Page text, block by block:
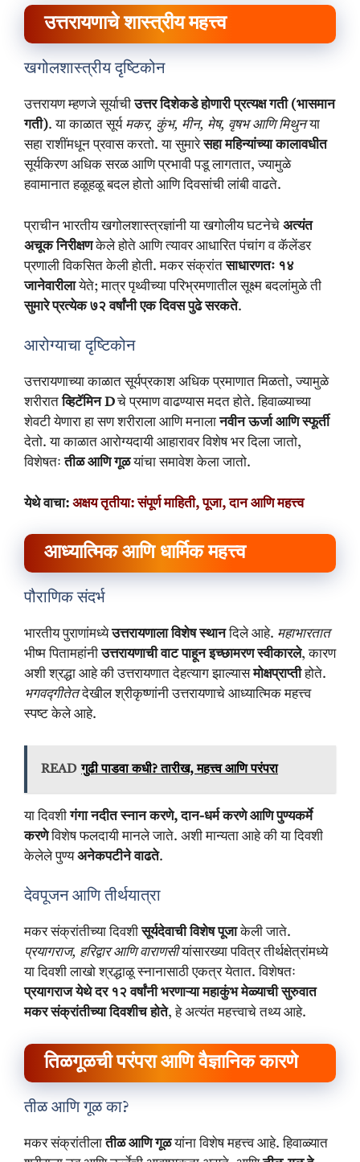
उत्तरायणाचे शास्त्रीय महत्त्व
खगोलशास्त्रीय दृष्टिकोन
उत्तरायण म्हणजे सूर्याचीउत्तर दिशेकडे होणारी प्रत्यक्ष गती (भासमान
गती). या काळात सूर्य मकर, कुंभ, मीन, मेष, वृषभ आणि मिथुनया
सहा राशींमधून प्रवास करतो. या सुमारेसहा महिन्यांच्या कालावधीत
सूर्यकिरण अधिक सरळ आणि प्रभावी पडू लागतात, ज्यामुळे
हवामानात हळूहळू बदल होतो आणि दिवसांची लांबी वाढते.
प्राचीन भारतीय खगोलशास्त्रज्ञांनी या खगोलीय घटनेचे अत्यंत
अचूक निरीक्षणकेले होते आणि त्यावर आधारित पंचांग व कॅलेंडर
प्रणाली विकसित केली होती. मकर संक्रांतसाधारणतः १४
जानेवारीलायेते; मात्र पृथ्वीच्या परिभ्रमणातील सूक्ष्म बदलांमुळे ती
सुमारे प्रत्येक ७२ वर्षांनी एक दिवस पुढे सरकते.
आरोग्याचा दृष्टिकोन
उत्तरायणाच्या काळात सूर्यप्रकाश अधिक प्रमाणात मिळतो, ज्यामुळे
शरीरातव्हिटॅमिन Dचे प्रमाण वाढण्यास मदत होते. हिवाळ्याच्या
शेवटी येणारा हा सण शरीराला आणि मनालानवीन ऊर्जा आणि स्फूर्ती
देतो. या काळात आरोग्यदायी आहारावर विशेष भर दिला जातो,
विशेषतःतीळ आणि गूळयांचा समावेश केला जातो.
येथे वाचा: अक्षय तृतीया: संपूर्ण माहिती, पूजा, दान आणि महत्त्व
आध्यात्मिक आणि धार्मिक महत्त्व
पौराणिक संदर्भ
भारतीय पुराणांमध्येउत्तरायणाला विशेष स्थानदिले आहे. महाभारतात
भीष्म पितामहांनीउत्तरायणाची वाट पाहून इच्छामरण स्वीकारले, कारण
अशी श्रद्धा आहे की उत्तरायणात देहत्याग झाल्यासमोक्षप्राप्तीहोते.
भगवद्गीतेतदेखील श्रीकृष्णांनी उत्तरायणाचे आध्यात्मिक महत्त्व
स्पष्ट केले आहे.
READ गुढी पाडवा कधी? तारीख, महत्त्व आणि परंपरा
या दिवशीगंगा नदीत स्नान करणे, दान-धर्म करणे आणि पुण्यकर्मे
करणेविशेष फलदायी मानले जाते. अशी मान्यता आहे की या दिवशी
केलेले पुण्यअनेकपटीने वाढते.
देवपूजन आणि तीर्थयात्रा
मकर संक्रांतीच्या दिवशीसूर्यदेवाची विशेष पूजाकेली जाते.
प्रयागराज, हरिद्वार आणि वाराणसीयांसारख्या पवित्र तीर्थक्षेत्रांमध्ये
या दिवशी लाखो श्रद्धाळू स्नानासाठी एकत्र येतात. विशेषतः
प्रयागराज येथे दर १२ वर्षांनी भरणाऱ्या महाकुंभ मेळ्याची सुरुवात
मकर संक्रांतीच्या दिवशीच होते, हे अत्यंत महत्त्वाचे तथ्य आहे.
तिळगूळची परंपरा आणि वैज्ञानिक कारणे
तीळ आणि गूळ का?
मकर संक्रांतीलातीळ आणि गूळयांना विशेष महत्त्व आहे. हिवाळ्यात